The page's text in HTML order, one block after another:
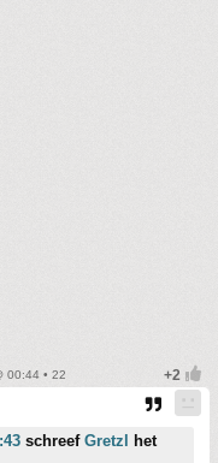
00:44 • 22
schreef Gretzl
het